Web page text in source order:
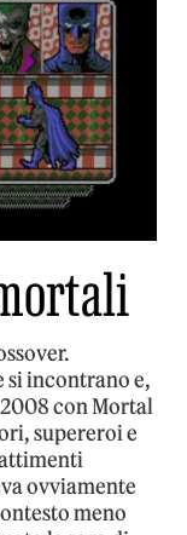
si incontrano e,
2008 con Mortal
supereroi e
ovviamente
meno